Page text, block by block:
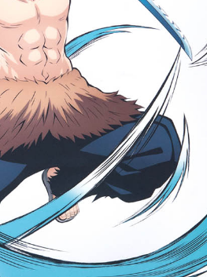
宅配-離島(澎湖/金門/馬祖)-木棉
每筆NT$220
黑貓宅配-貨到付款
每筆NT$150